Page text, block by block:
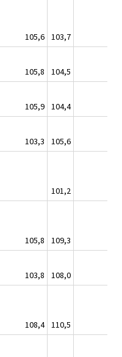
105,6
103,7
105,8
104,5
105,9
104,4
103,3
105,6
101,2
105,8
109,3
103,8
108,0
108,4
110,5